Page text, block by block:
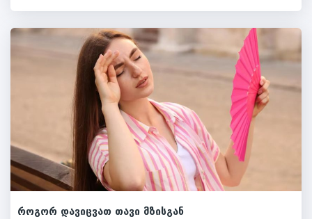
როგორ დავიცვათ თავი მზისგან